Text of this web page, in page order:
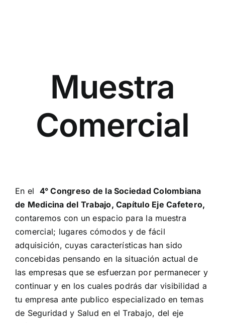
Muestra
Comercial
En el 4° Congreso de la Sociedad Colombiana
de Medicina del Trabajo, Capítulo Eje Cafetero,
contaremos con un espacio para la muestra
comercial; lugares cómodos y de fácil
adquisición, cuyas características han sido
concebidas pensando en la situación actual de
las empresas que se esfuerzan por permanecer y
continuar y en los cuales podrás dar visibilidad a
tu empresa ante publico especializado en temas
de Seguridad y Salud en el Trabajo, del eje